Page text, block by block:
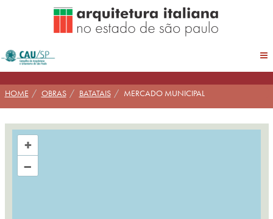
HOME OBRAS BATATAIS MERCADO MUNICIPAL
+
–